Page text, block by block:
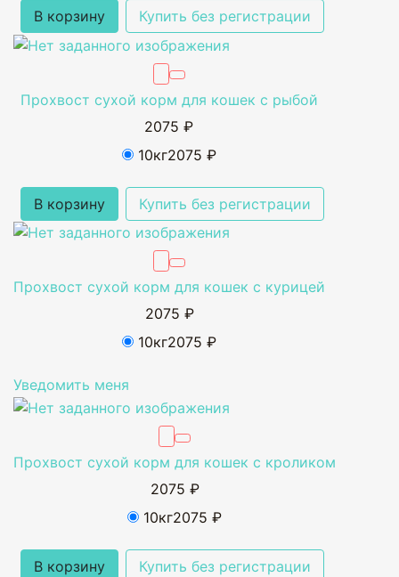
В корзину Купить без регистрации
Прохвост сухой корм для кошек с рыбой
2075 ₽
10кг2075 ₽
В корзину Купить без регистрации
Прохвост сухой корм для кошек с курицей
2075 ₽
10кг2075 ₽
Уведомить меня
Прохвост сухой корм для кошек с кроликом
2075 ₽
10кг2075 ₽
В корзину Купить без регистрации